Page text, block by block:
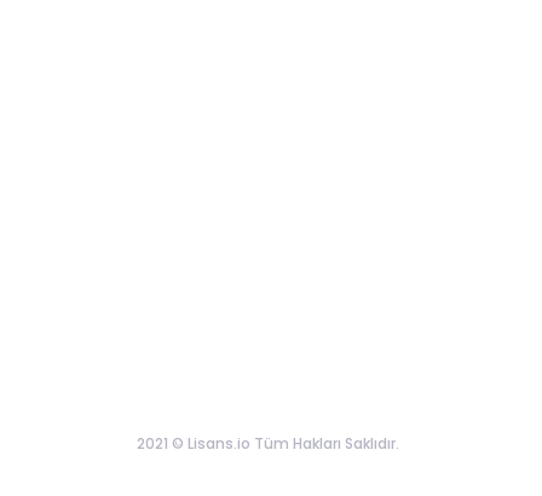
2021 © Lisans.io Tüm Hakları Saklıdır.